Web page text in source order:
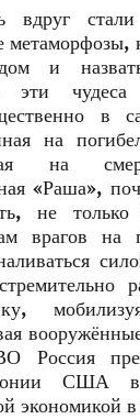
вдруг стали
метаморфозы,
и
эти чудеса
в
на
на
«Раша»,
не
врагов на
Россия
США
экономикой